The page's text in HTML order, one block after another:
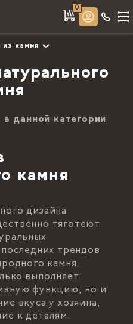
0
камня
данной категории
камня
дизайна
тяготеют
трендов
камня.
выполняет
функцию, но и
вкуса у хозяина,
к деталям.